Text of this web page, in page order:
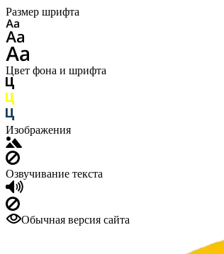
Размер шрифта
Цвет фона и шрифта
Изображения
Озвучивание текста
Обычная версия сайта